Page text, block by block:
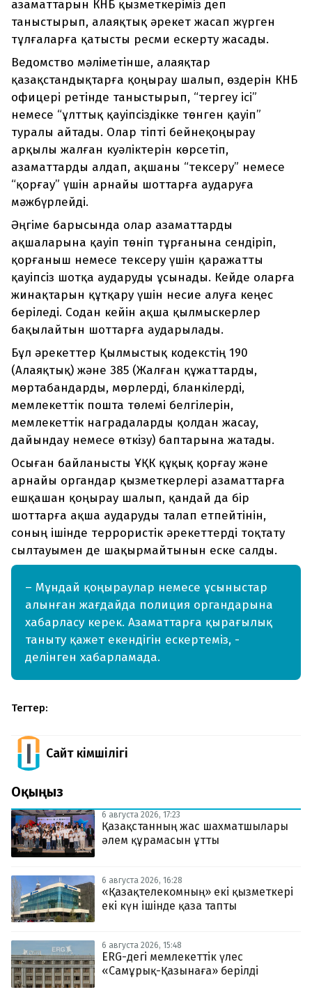
азаматтарын КНБ қызметкеріміз деп
таныстырып, алаяқтық әрекет жасап жүрген
тұлғаларға қатысты ресми ескерту жасады.
Ведомство мәліметінше, алаяқтар
қазақстандықтарға қоңырау шалып, өздерін КНБ
офицері ретінде таныстырып, “тергеу ісі”
немесе “ұлттық қауіпсіздікке төнген қауіп”
туралы айтады. Олар тіпті бейнеқоңырау
арқылы жалған куәліктерін көрсетіп,
азаматтарды алдап, ақшаны “тексеру” немесе
“қорғау” үшін арнайы шоттарға аударуға
мәжбүрлейді.
Әңгіме барысында олар азаматтарды
ақшаларына қауіп төніп тұрғанына сендіріп,
қорғаныш немесе тексеру үшін қаражатты
қауіпсіз шотқа аударуды ұсынады. Кейде оларға
жинақтарын құтқару үшін несие алуға кеңес
беріледі. Содан кейін ақша қылмыскерлер
бақылайтын шоттарға аударылады.
Бұл әрекеттер Қылмыстық кодекстің 190
(Алаяқтық) және 385 (Жалған құжаттарды,
мөртабандарды, мөрлердi, бланкілерді,
мемлекеттiк пошта төлемі белгілерін,
мемлекеттiк наградаларды қолдан жасау,
дайындау немесе өткiзу) баптарына жатады.
Осыған байланысты ҰҚК құқық қорғау және
арнайы органдар қызметкерлері азаматтарға
ешқашан қоңырау шалып, қандай да бір
шоттарға ақша аударуды талап етпейтінін,
соның ішінде террористік әрекеттерді тоқтату
сылтауымен де шақырмайтынын еске салды.
– Мұндай қоңыраулар немесе ұсыныстар
алынған жағдайда полиция органдарына
хабарласу керек. Азаматтарға қырағылық
таныту қажет екендігін ескертеміз, -
делінген хабарламада.
Тегтер:
Сайт Әкімшілігі
Оқыңыз
6 августа 2026, 17:23
Қазақстанның жас шахматшылары
әлем құрамасын ұтты
6 августа 2026, 16:28
«Қазақтелекомның» екі қызметкері
екі күн ішінде қаза тапты
6 августа 2026, 15:48
ERG-дегі мемлекеттік үлес
«Самұрық-Қазынаға» берілді